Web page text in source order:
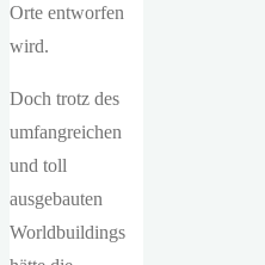
Orte entworfen
wird.
Doch trotz des
umfangreichen
und toll
ausgebauten
Worldbuildings